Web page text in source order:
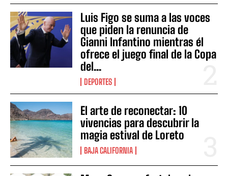
Luis Figo se suma a las voces
que piden la renuncia de
Gianni Infantino mientras él
ofrece el juego final de la Copa
del...
DEPORTES
El arte de reconectar: 10
vivencias para descubrir la
magia estival de Loreto
BAJA CALIFORNIA